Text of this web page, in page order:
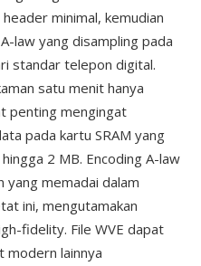
minimal, kemudian
law yang disampling pada
standar telepon digital.
satu menit hanya
penting mengingat
pada kartu SRAM yang
2 MB. Encoding A-law
yang memadai dalam
ini, mengutamakan
fidelity. File WVE dapat
modern lainnya